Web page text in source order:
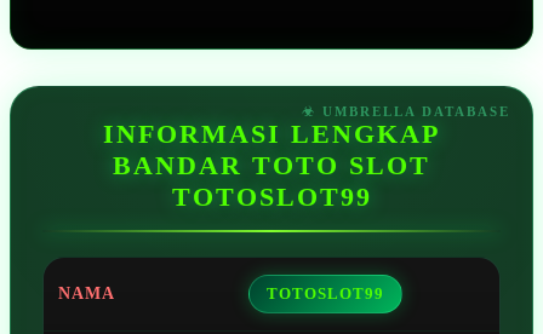
INFORMASI LENGKAP
BANDAR TOTO SLOT
TOTOSLOT99
NAMA TOTOSLOT99